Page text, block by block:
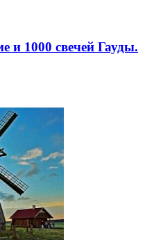
и 1000 свечей Гауды.